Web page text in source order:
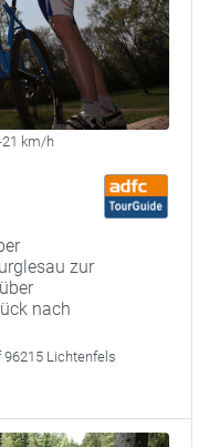
21 km/h
zur
nach
Lichtenfels